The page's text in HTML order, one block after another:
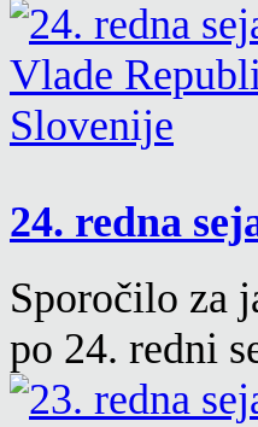
24. redna
Sporočilo za
po 24. redni